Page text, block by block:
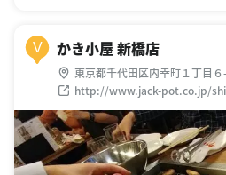
V かき小屋 新橋店
東京都千代田区内幸町１丁目６
http://www.jack-pot.co.jp/